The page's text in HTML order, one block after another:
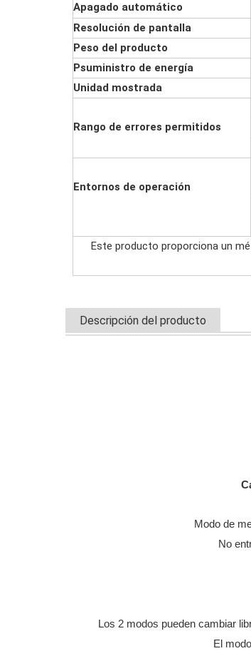
Apagado automático
Resolución de pantalla
Peso del producto
Psuministro de energía
Unidad mostrada
Rango de errores permitidos
Entornos de operación
Este producto proporciona un
Descripción del producto
Modo de
No
Los 2 modos pueden cambiar
El